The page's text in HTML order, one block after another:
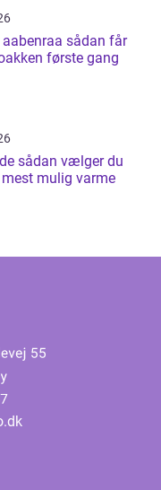
sådan får
første gang
du
mulig varme